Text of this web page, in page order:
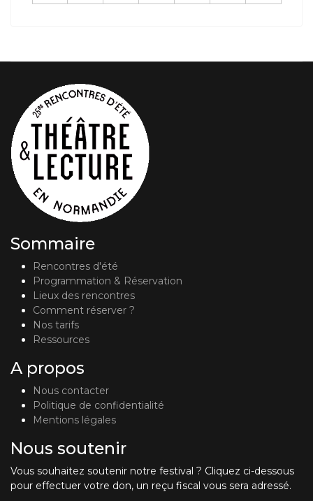
Sommaire
Rencontres d'été
Programmation & Réservation
Lieux des rencontres
Comment réserver ?
Nos tarifs
Ressources
A propos
Nous contacter
Politique de confidentialité
Mentions légales
Nous soutenir
Vous souhaitez soutenir notre festival ? Cliquez ci-dessous
pour effectuer votre don, un reçu fiscal vous sera adressé.